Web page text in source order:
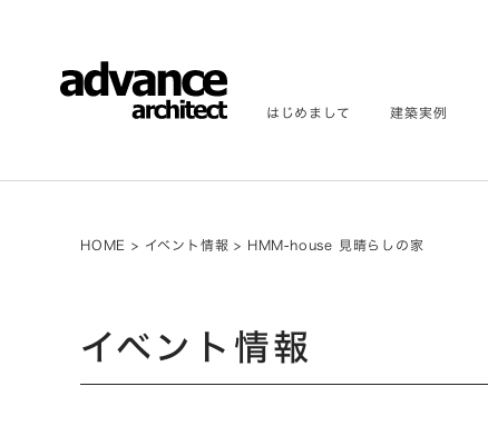
はじめまして 建築実例
HOME > イベント情報 > HMM-house 見晴らしの家
イベント情報